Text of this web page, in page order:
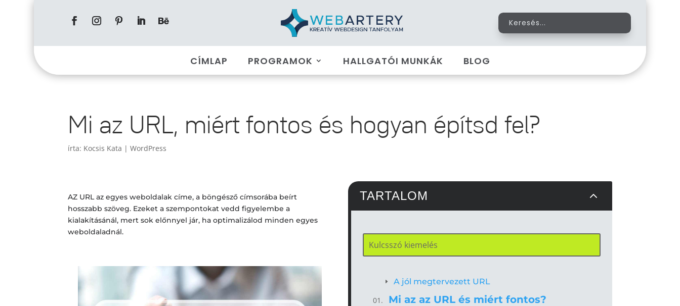
CÍMLAP PROGRAMOK HALLGATÓI MUNKÁK BLOG
Mi az URL, miért fontos és hogyan építsd fel?
írta: Kocsis Kata |WordPress
AZ URL az egyes weboldalak címe, a böngésző címsorába beírt
hosszabb szöveg. Ezeket a szempontokat vedd figyelembe a
kialakításánál, mert sok előnnyel jár, ha optimalizálod minden egyes
weboldaladnál.
TARTALOM 2
A jól megtervezett URL
Mi az az URL és miért fontos?